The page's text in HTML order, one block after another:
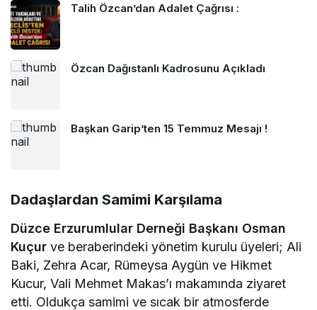
Talih Özcan’dan Adalet Çağrısı :
Özcan Dağıstanlı Kadrosunu Açıkladı
Başkan Garip’ten 15 Temmuz Mesajı !
Dadaşlardan Samimi Karşılama
Düzce Erzurumlular Derneği Başkanı Osman
Kuçur ve beraberindeki yönetim kurulu üyeleri; Ali
Baki, Zehra Acar, Rümeysa Aygün ve Hikmet
Kucur, Vali Mehmet Makas’ı makamında ziyaret
etti. Oldukça samimi ve sıcak bir atmosferde